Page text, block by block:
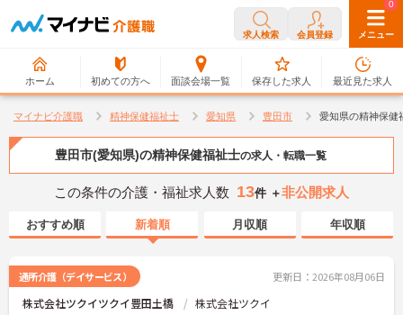
求人検索 会員登録 メニュー
ホーム 初めての方へ 面談会場一覧
0
保存した求人
0
最近見た求人
マイナビ介護職 精神保健福祉士 愛知県 豊田市 愛知県の精神保健
豊田市(愛知県)の精神保健福祉士の求人・転職一覧
この条件の介護・福祉求人数 13件 ＋非公開求人
おすすめ順 新着順 月収順 年収順
通所介護（デイサービス） 更新日：2026年08月06日
株式会社ツクイツクイ豊田土橋 株式会社ツクイ